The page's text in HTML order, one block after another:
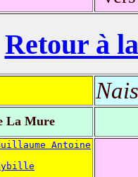
Retour à
La Mure
Antoine